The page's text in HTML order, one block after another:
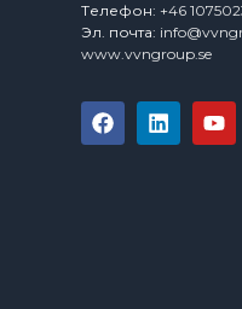
Tелефон: +46
Эл. почта:
www.vvngroup.se